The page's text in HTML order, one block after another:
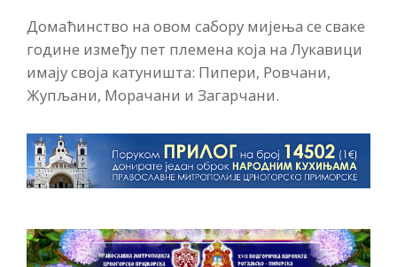
Домаћинство на овом сабору мијења се сваке
године између пет племена која на Лукавици
имају своја катуништа: Пипери, Ровчани,
Жупљани, Морачани и Загарчани.